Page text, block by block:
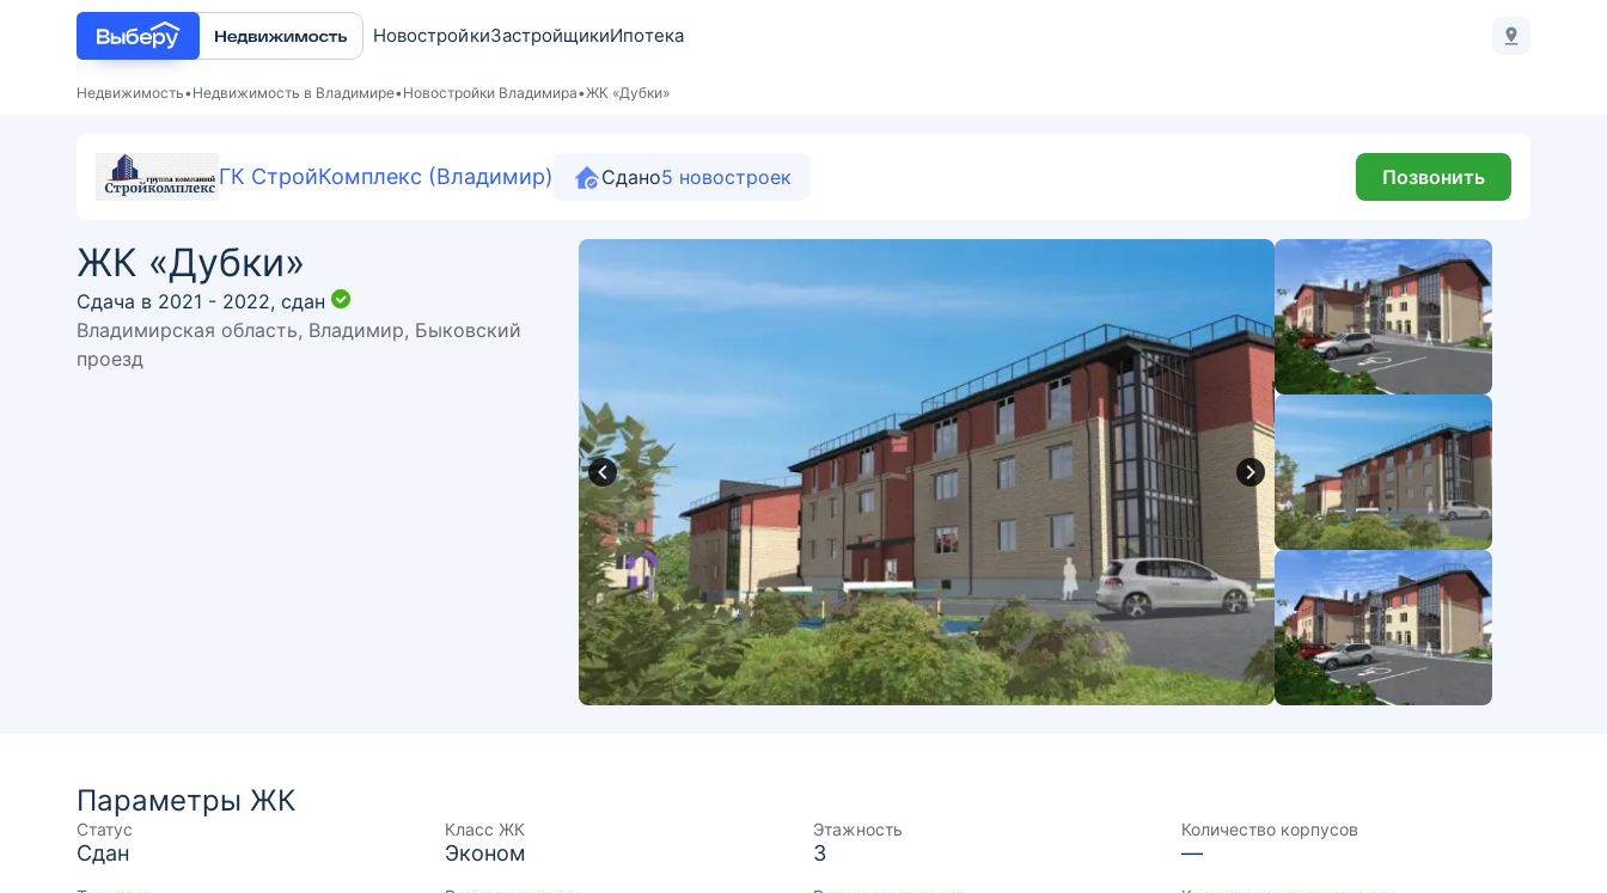
НовостройкиЗастройщикиИпотека
Недвижимость Недвижимость в Владимире Новостройки Владимира ЖК «Дубки»
ГК СтройКомплекс (Владимир) Сдано5 новостроек Позвонить
ЖК «Дубки»
Сдача в 2021 - 2022, сдан
Владимирская область, Владимир, Быковский
проезд
Параметры ЖК
Статус
Сдан
Класс ЖК
Эконом
Этажность
3
Количество корпусов
—